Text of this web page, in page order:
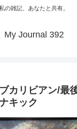
の雑記、あなたと共有。
My Journal 392
カリビアン/最
キック